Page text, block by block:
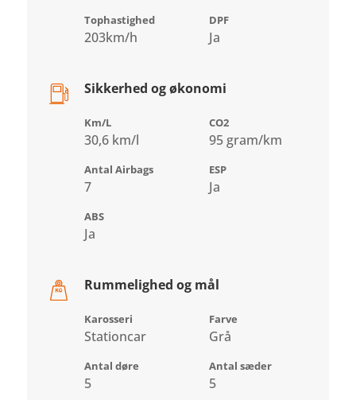
Tophastighed
203km/h
DPF
Ja
Sikkerhed og økonomi
Km/L
30,6 km/l
CO2
95 gram/km
Antal Airbags
7
ESP
Ja
ABS
Ja
Rummelighed og mål
Karosseri
Stationcar
Farve
Grå
Antal døre
5
Antal sæder
5